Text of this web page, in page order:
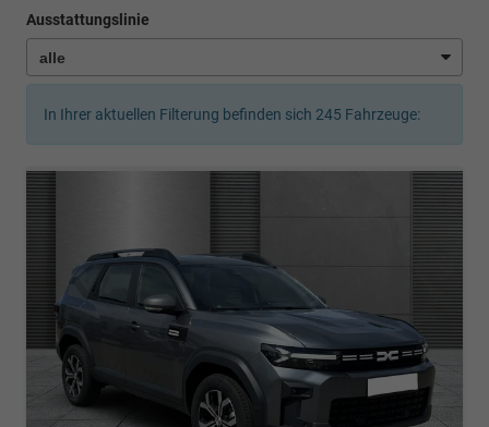
Ausstattungslinie
In Ihrer aktuellen Filterung befinden sich 245 Fahrzeuge: